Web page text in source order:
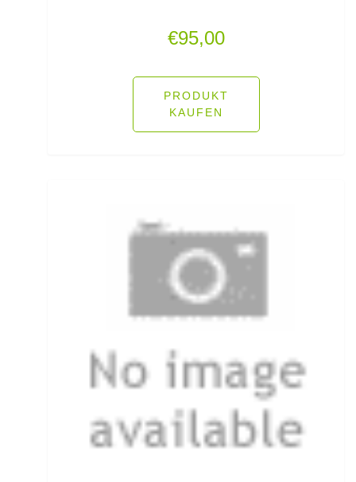
€95,00
PRODUKT
KAUFEN
Fertig montierte Gummifische
Fertige Meeresvorfächer
Feststellposen
Filetiermesser
Fischtöter